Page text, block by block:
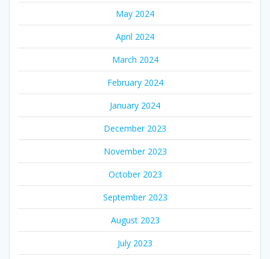
May 2024
April 2024
March 2024
February 2024
January 2024
December 2023
November 2023
October 2023
September 2023
August 2023
July 2023